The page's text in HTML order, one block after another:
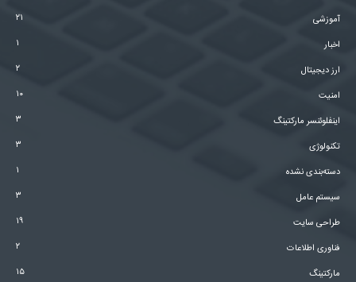
آموزشی
۲۱
اخبار
۱
ارز دیجیتال
۲
امنیت
۱۰
اینفلوئنسر مارکتینگ
۳
تکنولوژی
۳
دسته‌بندی نشده
۱
سیستم عامل
۳
طراحی سایت
۱۹
فناوری اطلاعات
۲
مارکتینگ
۱۵